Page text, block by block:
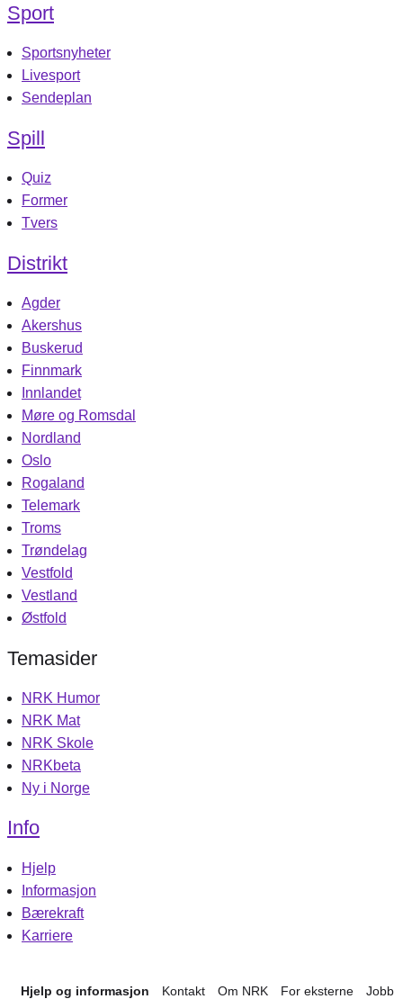
Sport
Sportsnyheter
Livesport
Sendeplan
Spill
Quiz
Former
Tvers
Distrikt
Agder
Akershus
Buskerud
Finnmark
Innlandet
Møre og Romsdal
Nordland
Oslo
Rogaland
Telemark
Troms
Trøndelag
Vestfold
Vestland
Østfold
Temasider
NRK Humor
NRK Mat
NRK Skole
NRKbeta
Ny i Norge
Info
Hjelp
Informasjon
Bærekraft
Karriere
Hjelp og informasjon Kontakt Om NRK For eksterne Jobb